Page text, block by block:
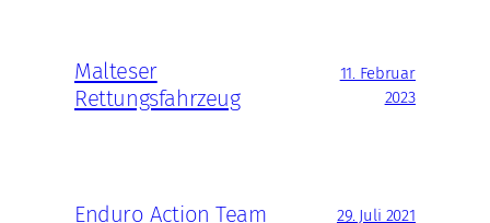
Malteser
Rettungsfahrzeug
11. Februar
2023
Enduro Action Team 29. Juli 2021